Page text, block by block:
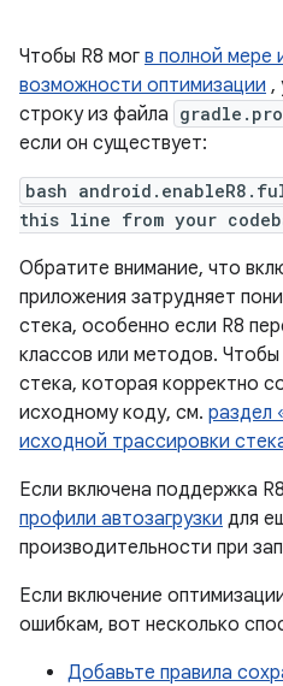
Чтобы R8 мог в полной мере
возможности оптимизации ,
строку из файла
если он существует:
bash
this line from your
Обратите внимание, что
приложения затрудняет
стека, особенно если R8
классов или методов.
стека, которая корректно
исходному коду, см. раздел
исходной трассировки
Если включена поддержка
профили автозагрузки для
производительности при
Если включение
ошибкам, вот несколько
Добавьте правила